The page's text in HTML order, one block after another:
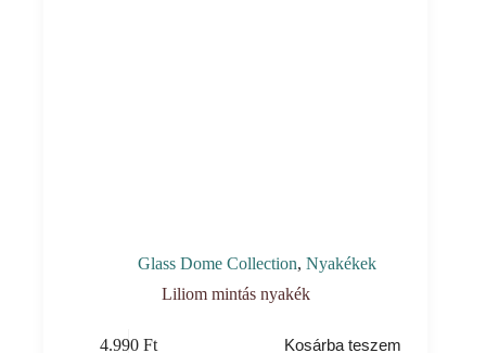
Glass Dome Collection,Nyakékek
Liliom mintás nyakék
4.990Ft Kosárba teszem